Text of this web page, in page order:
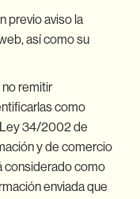
previo aviso la
así como su
remitir
como
34/2002 de
y de comercio
considerado como
enviada que